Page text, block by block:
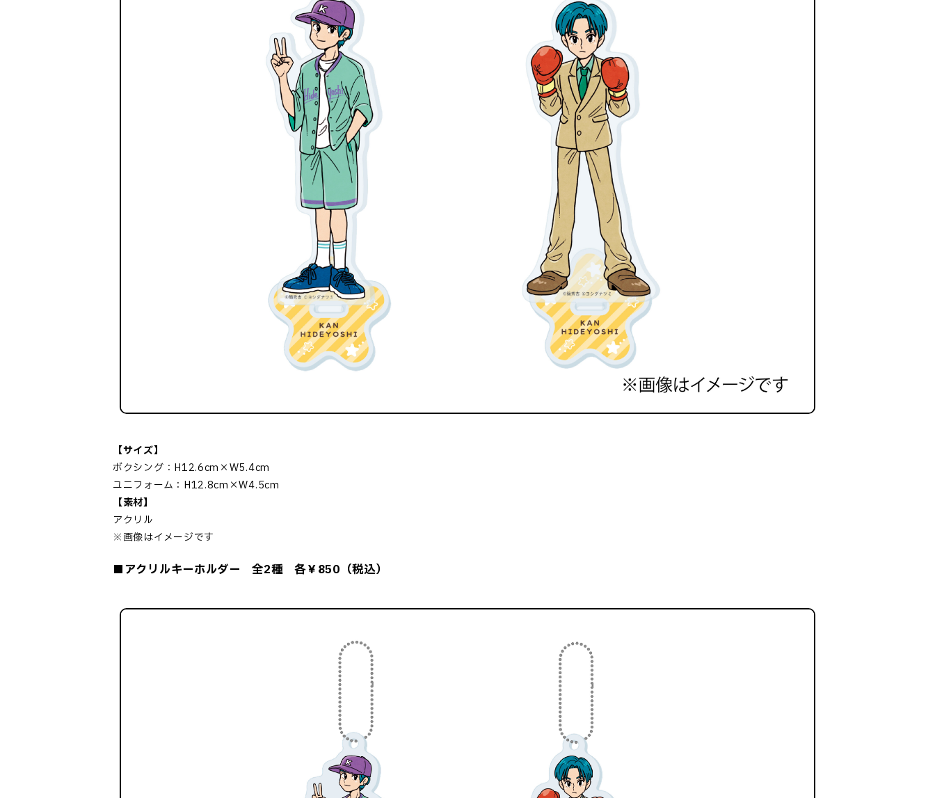
【サイズ】
ボクシング：H12.6cm×W5.4cm
ユニフォーム：H12.8cm×W4.5cm
【素材】
アクリル
※画像はイメージです
■アクリルキーホルダー 全2種 各￥850（税込）